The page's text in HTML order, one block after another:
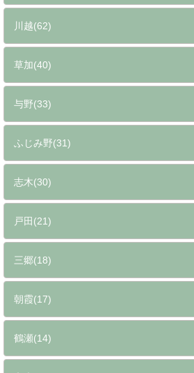
川越(62)
草加(40)
与野(33)
ふじみ野(31)
志木(30)
戸田(21)
三郷(18)
朝霞(17)
鶴瀬(14)